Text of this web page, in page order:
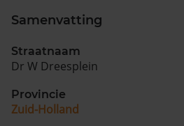
Samenvatting
Straatnaam
Dr W Dreesplein
Provincie
Zuid-Holland